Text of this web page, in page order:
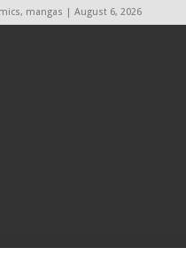
mangas | August 6, 2026